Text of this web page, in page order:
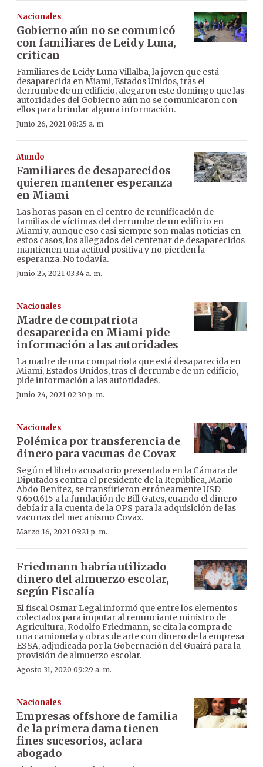
Nacionales
Gobierno aún no se comunicó
con familiares de Leidy Luna,
critican
Familiares de Leidy Luna Villalba, la joven que está
desaparecida en Miami, Estados Unidos, tras el
derrumbe de un edificio, alegaron este domingo que las
autoridades del Gobierno aún no se comunicaron con
ellos para brindar alguna información.
Junio 26, 2021 08:25 a. m.
Mundo
Familiares de desaparecidos
quieren mantener esperanza
en Miami
Las horas pasan en el centro de reunificación de
familias de víctimas del derrumbe de un edificio en
Miami y, aunque eso casi siempre son malas noticias en
estos casos, los allegados del centenar de desaparecidos
mantienen una actitud positiva y no pierden la
esperanza. No todavía.
Junio 25, 2021 03:34 a. m.
Nacionales
Madre de compatriota
desaparecida en Miami pide
información a las autoridades
La madre de una compatriota que está desaparecida en
Miami, Estados Unidos, tras el derrumbe de un edificio,
pide información a las autoridades.
Junio 24, 2021 02:30 p. m.
Nacionales
Polémica por transferencia de
dinero para vacunas de Covax
Según el libelo acusatorio presentado en la Cámara de
Diputados contra el presidente de la República, Mario
Abdo Benítez, se transfirieron erróneamente USD
9.650.615 a la fundación de Bill Gates, cuando el dinero
debía ir a la cuenta de la OPS para la adquisición de las
vacunas del mecanismo Covax.
Marzo 16, 2021 05:21 p. m.
Friedmann habría utilizado
dinero del almuerzo escolar,
según Fiscalía
El fiscal Osmar Legal informó que entre los elementos
colectados para imputar al renunciante ministro de
Agricultura, Rodolfo Friedmann, se cita la compra de
una camioneta y obras de arte con dinero de la empresa
ESSA, adjudicada por la Gobernación del Guairá para la
provisión de almuerzo escolar.
Agosto 31, 2020 09:29 a. m.
Nacionales
Empresas offshore de familia
de la primera dama tienen
fines sucesorios, aclara
abogado